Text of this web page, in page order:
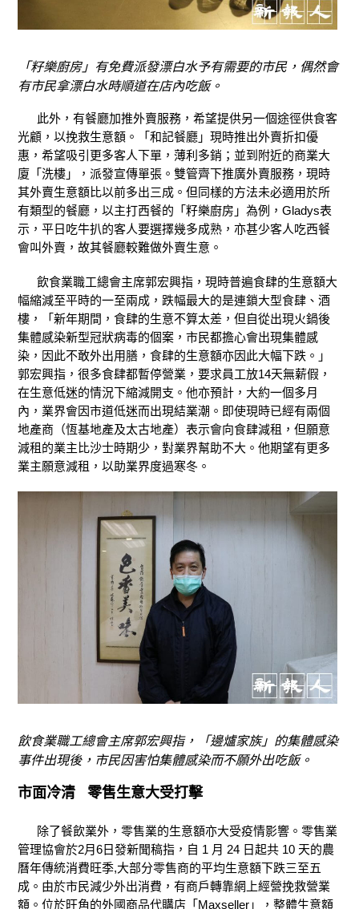
「籽樂廚房」有免費派發漂白水予有需要的市民，偶然會
有市民拿漂白水時順道在店內吃飯。
此外，有餐廳加推外賣服務，希望提供另一個途徑供食客
光顧，以挽救生意額。「和記餐廳」現時推出外賣折扣優
惠，希望吸引更多客人下單，薄利多銷；並到附近的商業大
廈「洗樓」，派發宣傳單張。雙管齊下推廣外賣服務，現時
其外賣生意額比以前多出三成。但同樣的方法未必適用於所
有類型的餐廳，以主打西餐的「籽樂廚房」為例，Gladys表
示，平日吃牛扒的客人要選擇幾多成熟，亦甚少客人吃西餐
會叫外賣，故其餐廳較難做外賣生意。
飲食業職工總會主席郭宏興指，現時普遍食肆的生意額大
幅縮減至平時的一至兩成，跌幅最大的是連鎖大型食肆、酒
樓，「新年期間，食肆的生意不算太差，但自從出現火鍋後
集體感染新型冠狀病毒的個案，市民都擔心會出現集體感
染，因此不敢外出用膳，食肆的生意額亦因此大幅下跌。」
郭宏興指，很多食肆都暫停營業，要求員工放14天無薪假，
在生意低迷的情況下縮減開支。他亦預計，大約一個多月
內，業界會因市道低迷而出現結業潮。即使現時已經有兩個
地產商（恆基地產及太古地產）表示會向食肆減租，但願意
減租的業主比沙士時期少，對業界幫助不大。他期望有更多
業主願意減租，以助業界度過寒冬。
飲食業職工總會主席郭宏興指，「邊爐家族」的集體感染
事件出現後，市民因害怕集體感染而不願外出吃飯。
市面冷清 零售生意大受打擊
除了餐飲業外，零售業的生意額亦大受疫情影響。零售業
管理協會於2月6日發新聞稿指，自 1 月 24 日起共 10 天的農
曆年傳統消費旺季,大部分零售商的平均生意額下跌三至五
成。由於市民減少外出消費，有商戶轉靠網上經營挽救營業
額。位於旺角的外國商品代購店「Maxseller」，整體生意額